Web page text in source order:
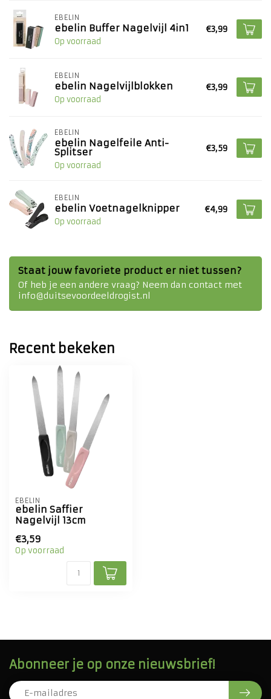
EBELIN
ebelin Buffer Nagelvijl 4in1
Op voorraad
€3,99
EBELIN
ebelin Nagelvijlblokken
Op voorraad
€3,99
EBELIN
ebelin Nagelfeile Anti-
Splitser
Op voorraad
€3,59
EBELIN
ebelin Voetnagelknipper
Op voorraad
€4,99
Staat jouw favoriete product er niet tussen?
Of heb je een andere vraag? Neem dan contact met
info@duitsevoordeeldrogist.nl
Recent bekeken
EBELIN
ebelin Saffier
Nagelvijl 13cm
€3,59
Op voorraad
Abonneer je op onze nieuwsbrief!